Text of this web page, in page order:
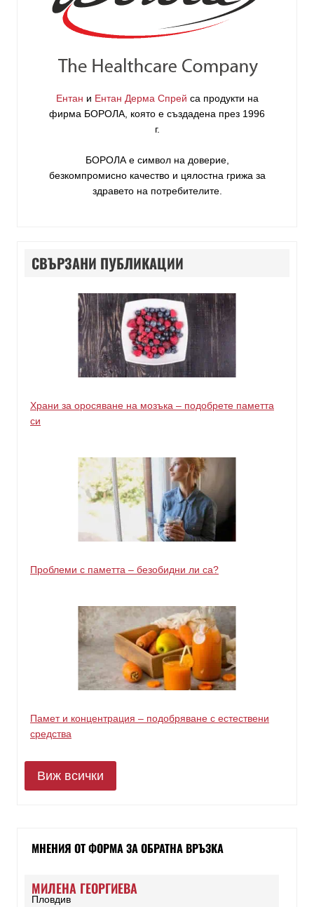
Ентан и Ентан Дерма Спрей са продукти на
фирма БОРОЛА , която е създадена през 1996
г.
БОРОЛА е символ на доверие,
безкомпромисно качество и цялостна грижа за
здравето на потребителите.
СВЪРЗАНИ ПУБЛИКАЦИИ
Храни за оросяване на мозъка – подобрете паметта
си
Проблеми с паметта – безобидни ли са?
Памет и концентрация – подобряване с естествени
средства
Виж всички
МНЕНИЯ ОТ ФОРМА ЗА ОБРАТНА ВРЪЗКА
МИЛЕНА ГЕОРГИЕВА
Пловдив